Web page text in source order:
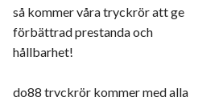
så kommer våra tryckrör att ge
förbättrad prestanda och
hållbarhet!
do88 tryckrör kommer med alla